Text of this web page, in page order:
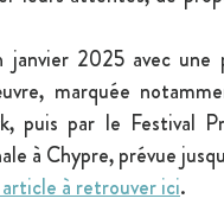
janvier 2025 avec une
marquée
puis par le Festival
à Chypre, prévue
à retrouver ici.